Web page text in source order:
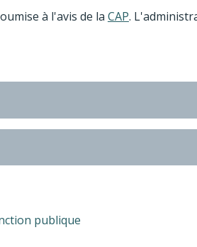
à l'avis de la CAP.
publique